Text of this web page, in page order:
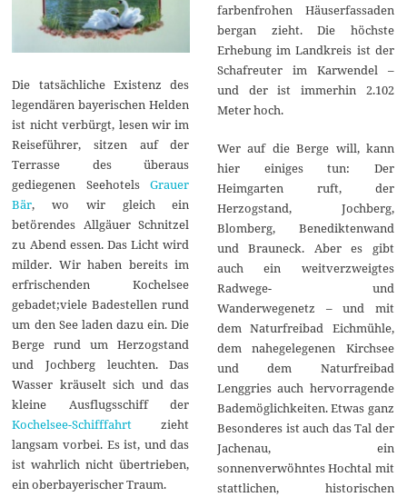
Die tatsächliche Existenz des
legendären bayerischen Helden
ist nicht verbürgt, lesen wir im
Reiseführer, sitzen auf der
Terrasse des überaus
gediegenen SeehotelsGrauer
Bär, wo wir gleich ein
betörendes Allgäuer Schnitzel
zu Abend essen. Das Licht wird
milder. Wir haben bereits im
erfrischenden Kochelsee
gebadet;viele Badestellen rund
um den See laden dazu ein. Die
Berge rund um Herzogstand
und Jochberg leuchten. Das
Wasser kräuselt sich und das
kleine Ausflugsschiff der
Kochelsee-Schifffahrtzieht
langsam vorbei. Es ist, und das
ist wahrlich nicht übertrieben,
ein oberbayerischer Traum.
farbenfrohen Häuserfassaden
bergan zieht. Die höchste
Erhebung im Landkreis ist der
Schafreuter im Karwendel –
und der ist immerhin 2.102
Meter hoch.
Wer auf die Berge will, kann
hier einiges tun: Der
Heimgarten ruft, der
Herzogstand, Jochberg,
Blomberg, Benediktenwand
und Brauneck. Aber es gibt
auch ein weitverzweigtes
Radwege- und
Wanderwegenetz – und mit
dem Naturfreibad Eichmühle,
dem nahegelegenen Kirchsee
und dem Naturfreibad
Lenggries auch hervorragende
Bademöglichkeiten. Etwas ganz
Besonderes ist auch das Tal der
Jachenau, ein
sonnenverwöhntes Hochtal mit
stattlichen, historischen